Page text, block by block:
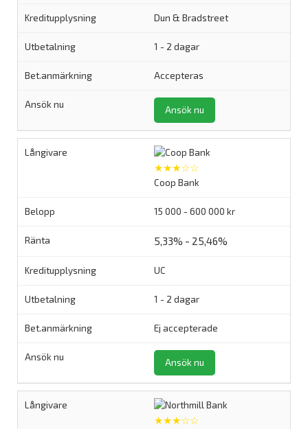
Dun & Bradstreet
1 - 2 dagar
Accepteras
Ansök nu
★★★☆☆
Coop Bank
15 000 - 600 000 kr
5,33% - 25,46%
UC
1 - 2 dagar
Ej accepterade
Ansök nu
★★★☆☆